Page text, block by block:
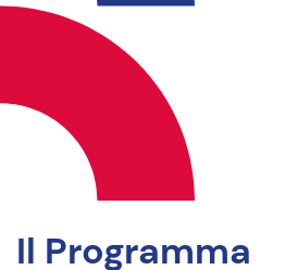
Il Programma